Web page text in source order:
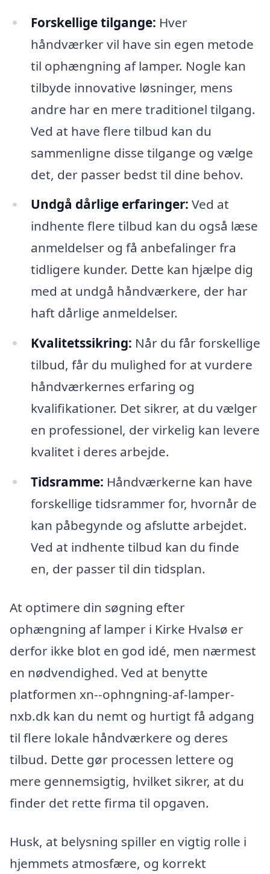
Forskellige tilgange: Hver
håndværker vil have sin egen metode
til ophængning af lamper. Nogle kan
tilbyde innovative løsninger, mens
andre har en mere traditionel tilgang.
Ved at have flere tilbud kan du
sammenligne disse tilgange og vælge
det, der passer bedst til dine behov.
Undgå dårlige erfaringer: Ved at
indhente flere tilbud kan du også læse
anmeldelser og få anbefalinger fra
tidligere kunder. Dette kan hjælpe dig
med at undgå håndværkere, der har
haft dårlige anmeldelser.
Kvalitetssikring: Når du får forskellige
tilbud, får du mulighed for at vurdere
håndværkernes erfaring og
kvalifikationer. Det sikrer, at du vælger
en professionel, der virkelig kan levere
kvalitet i deres arbejde.
Tidsramme: Håndværkerne kan have
forskellige tidsrammer for, hvornår de
kan påbegynde og afslutte arbejdet.
Ved at indhente tilbud kan du finde
en, der passer til din tidsplan.
At optimere din søgning efter
ophængning af lamper i Kirke Hvalsø er
derfor ikke blot en god idé, men nærmest
en nødvendighed. Ved at benytte
platformen xn--ophngning-af-lamper-
nxb.dk kan du nemt og hurtigt få adgang
til flere lokale håndværkere og deres
tilbud. Dette gør processen lettere og
mere gennemsigtig, hvilket sikrer, at du
finder det rette firma til opgaven.
Husk, at belysning spiller en vigtig rolle i
hjemmets atmosfære, og korrekt